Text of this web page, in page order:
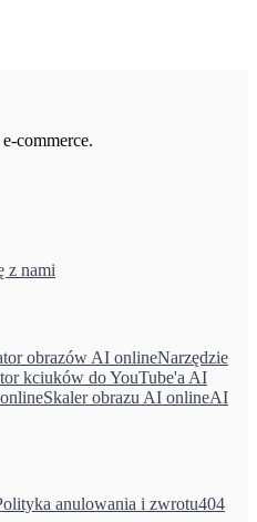
commerce.
z nami
obrazów AI onlineNarzędzie
kciuków do YouTube'a AI
Skaler obrazu AI onlineAI
anulowania i zwrotu404